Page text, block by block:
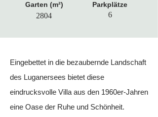
Garten (m²)
2804
Parkplätze
6
Eingebettet in die bezaubernde Landschaft
des Luganersees bietet diese
eindrucksvolle Villa aus den 1960er-Jahren
eine Oase der Ruhe und Schönheit.